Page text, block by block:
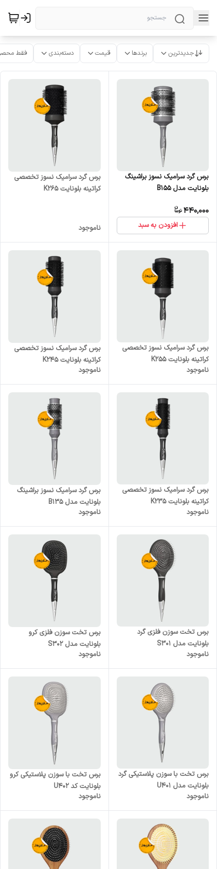
جدیدترین برندها قیمت دسته‌بندی فقط
برس گرد سرامیک نسوز براشینگ
بلونایت مدل B155
440,000
افزودن به سبد
برس گرد سرامیک نسوز تخصصی
کراتینه بلونایت K265
ناموجود
برس گرد سرامیک نسوز تخصصی
کراتینه بلونایت K255
ناموجود
برس گرد سرامیک نسوز تخصصی
کراتینه بلونایت K245
ناموجود
برس گرد سرامیک نسوز تخصصی
کراتینه بلونایت K235
ناموجود
برس گرد سرامیک نسوز براشینگ
بلونایت مدل B135
ناموجود
برس تخت سوزن فلزی گرد
بلونایت مدل S301
ناموجود
برس تخت سوزن فلزی کرو
بلونایت مدل S302
ناموجود
برس تخت با سوزن پلاستیکی گرد
بلونایت مدل U401
ناموجود
برس تخت با سوزن پلاستیکی کرو
بلونایت کد U402
ناموجود